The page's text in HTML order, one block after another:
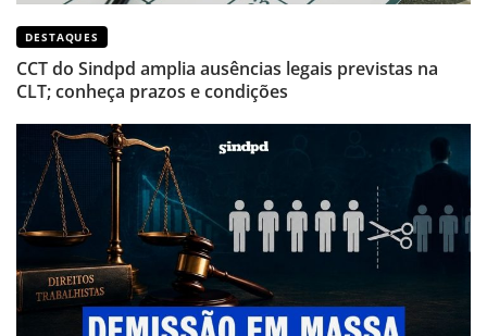
DESTAQUES
CCT do Sindpd amplia ausências legais previstas na
CLT; conheça prazos e condições